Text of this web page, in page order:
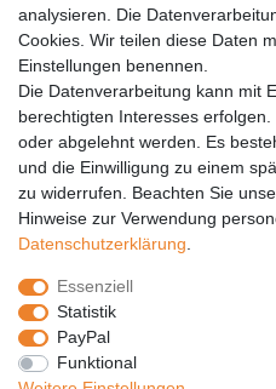
Vertrag widerrufen
PARTNER
DHL
GLS
PaketPLUS
SPONSORING
Malchower SV 90
Malchower Wölfe
ZERTIFIKATE
analysieren. Die
Cookies. Wir teilen diese Daten
Einstellungen benennen.
Die Datenverarbeitung kann mit
berechtigten Interesses
oder abgelehnt werden. Es
und die Einwilligung zu einem
zu widerrufen. Beachten Sie
Hinweise zur Verwendung
Daten­schutz­erklärung
Essenziell
Statistik
PayPal
Funktional